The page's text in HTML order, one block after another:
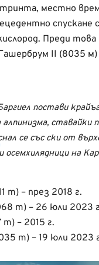
местно
спускане
Преди това
II (8035 м)
постави
ставайки
се със ски от
осемхилядници на
m) – през 2018 г.
m) – 26 юли 2023
– 2015 г.
m) – 19 юли 2023